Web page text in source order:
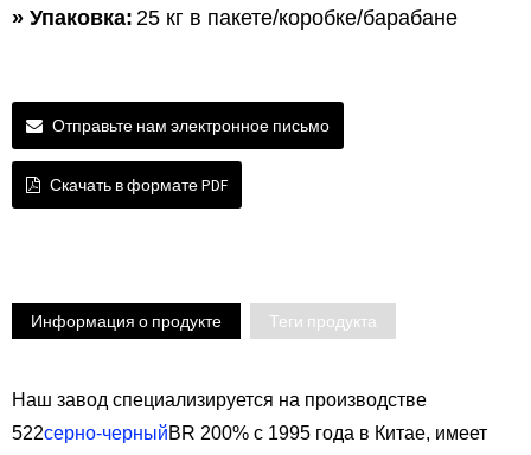
» Упаковка: 25 кг в пакете/коробке/барабане
Отправьте нам электронное письмо
Скачать в формате PDF
Информация о продукте Теги продукта
Наш завод специализируется на производстве
522серно-черныйBR 200% с 1995 года в Китае, имеет